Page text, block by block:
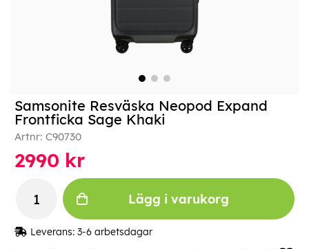
Samsonite Resväska Neopod Expand
Frontficka Sage Khaki
Artnr: C90730
2990 kr
Lägg i varukorg
Leverans: 3-6 arbetsdagar